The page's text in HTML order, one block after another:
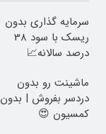
سرمایه گذاری بدون
ریسک با سود 38
درصد سالانه📈
ماشینت رو بدون
دردسر بفروش | بدون
کمسیون 😍